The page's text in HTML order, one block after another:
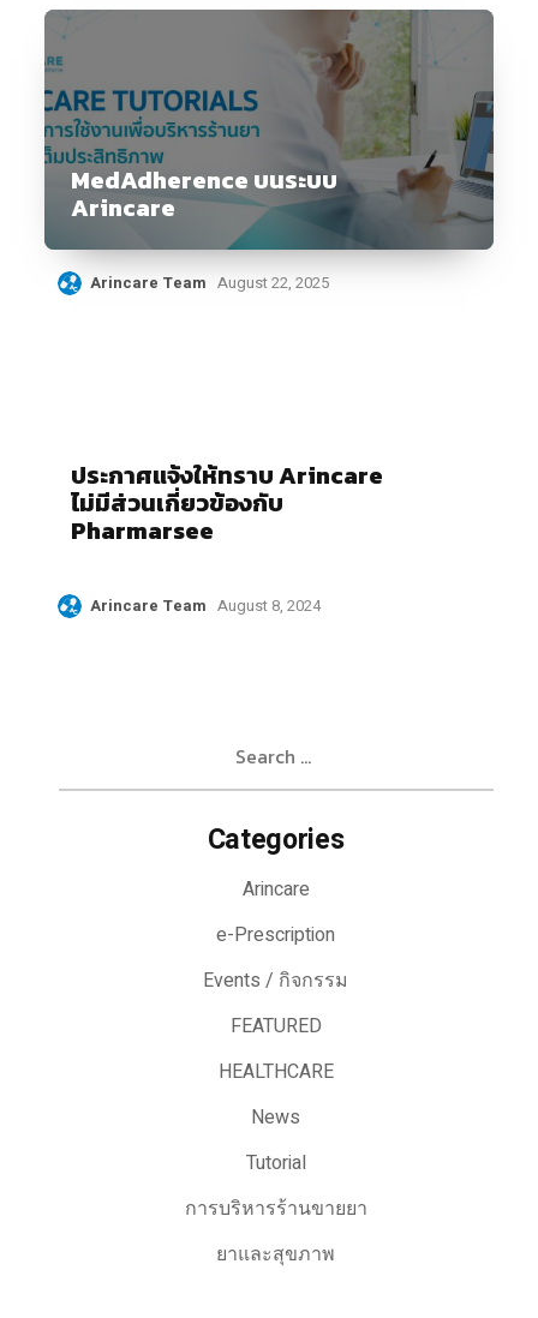
MedAdherence บนระบบ
Arincare
Arincare Team August 22, 2025
ประกาศแจ้งให้ทราบ Arincare
ไม่มีส่วนเกี่ยวข้องกับ
Pharmarsee
Arincare Team August 8, 2024
Categories
Arincare
e-Prescription
Events / กิจกรรม
FEATURED
HEALTHCARE
News
Tutorial
การบริหารร้านขายยา
ยาและสุขภาพ